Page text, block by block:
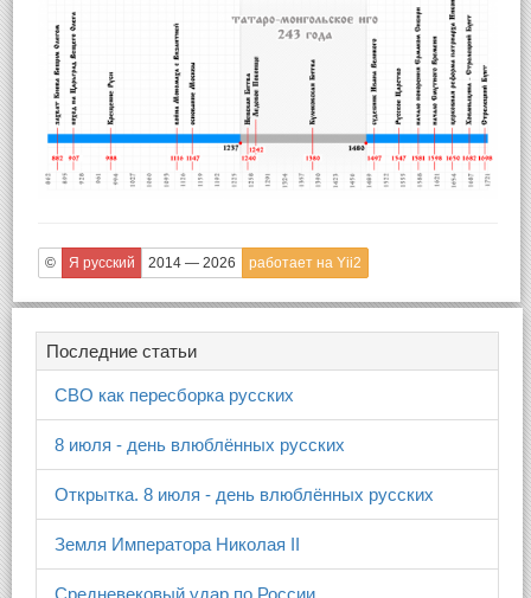
© Я русский 2014 — 2026 работает на Yii2
Последние статьи
СВО как пересборка русских
8 июля - день влюблённых русских
Открытка. 8 июля - день влюблённых русских
Земля Императора Николая II